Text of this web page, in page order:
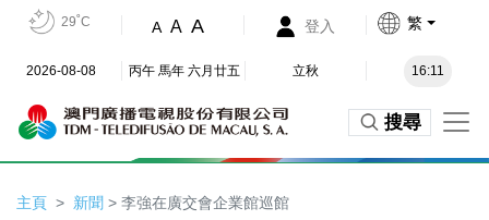
29˚C A A A 登入 繁
2026-08-08 丙午 馬年 六月廿五 立秋 16:11
搜尋
主頁 新聞 > 李強在廣交會企業館巡館